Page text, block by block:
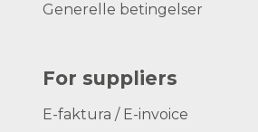
Generelle betingelser
For suppliers
E-faktura / E-invoice